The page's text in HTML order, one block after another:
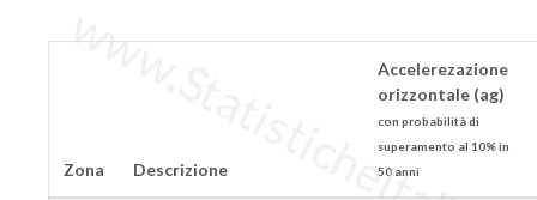
Zona Descrizione
Accelerezazione
orizzontale (ag)
con probabilità di
superamento al 10% in
50 anni
www.StatisticheItalia.it